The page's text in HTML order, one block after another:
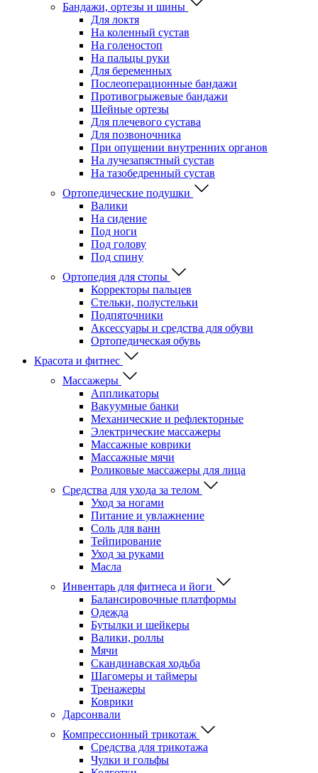
Бандажи, ортезы и шины
Для локтя
На коленный сустав
На голеностоп
На пальцы руки
Для беременных
Послеоперационные бандажи
Противогрыжевые бандажи
Шейные ортезы
Для плечевого сустава
Для позвоночника
При опущении внутренних органов
На лучезапястный сустав
На тазобедренный сустав
Ортопедические подушки
Валики
На сидение
Под ноги
Под голову
Под спину
Ортопедия для стопы
Корректоры пальцев
Стельки, полустельки
Подпяточники
Аксессуары и средства для обуви
Ортопедическая обувь
Красота и фитнес
Массажеры
Аппликаторы
Вакуумные банки
Механические и рефлекторные
Электрические массажеры
Массажные коврики
Массажные мячи
Роликовые массажеры для лица
Средства для ухода за телом
Уход за ногами
Питание и увлажнение
Соль для ванн
Тейпирование
Уход за руками
Масла
Инвентарь для фитнеса и йоги
Балансировочные платформы
Одежда
Бутылки и шейкеры
Валики, роллы
Мячи
Скандинавская ходьба
Шагомеры и таймеры
Тренажеры
Коврики
Дарсонвали
Компрессионный трикотаж
Средства для трикотажа
Чулки и гольфы